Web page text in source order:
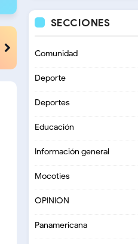
SECCIONES
Comunidad
Deporte
Deportes
Educación
Información general
Mocoties
OPINION
Panamericana